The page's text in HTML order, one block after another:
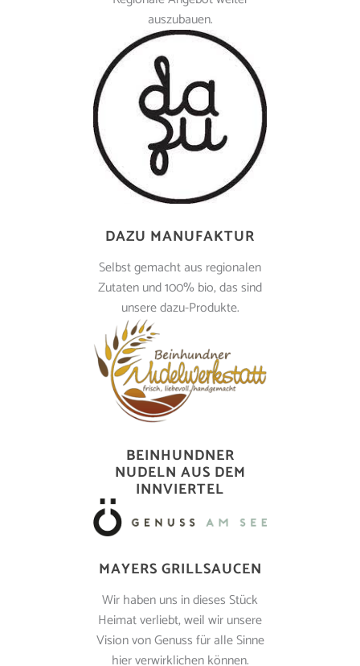
auszubauen.
DAZU MANUFAKTUR
Selbst gemacht aus regionalen
Zutaten und 100% bio, das sind
unsere dazu-Produkte.
BEINHUNDNER
NUDELN AUS DEM
INNVIERTEL
MAYERS GRILLSAUCEN
Wir haben uns in dieses Stück
Heimat verliebt, weil wir unsere
Vision von Genuss für alle Sinne
hier verwirklichen können.